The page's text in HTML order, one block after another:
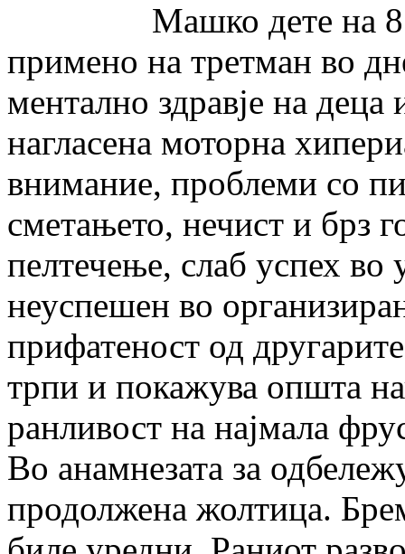
Машко дете на 8
примено на третман во
ментално здравје на
нагласена моторна
внимание, проблеми со
сметањето, нечист и брз
пелтечење, слаб успех
неуспешен во
прифатеност од
трпи и покажува општа
ранливост на најмала
Во анамнезата за
продолжена жолтица.